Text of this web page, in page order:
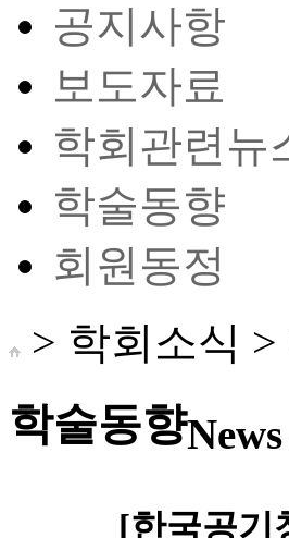
공지사항
보도자료
학회관련뉴
학술동향
회원동정
> 학회소식 >
학술동향
[한국공기